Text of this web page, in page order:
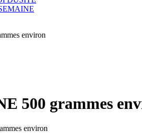
environ
500 grammes